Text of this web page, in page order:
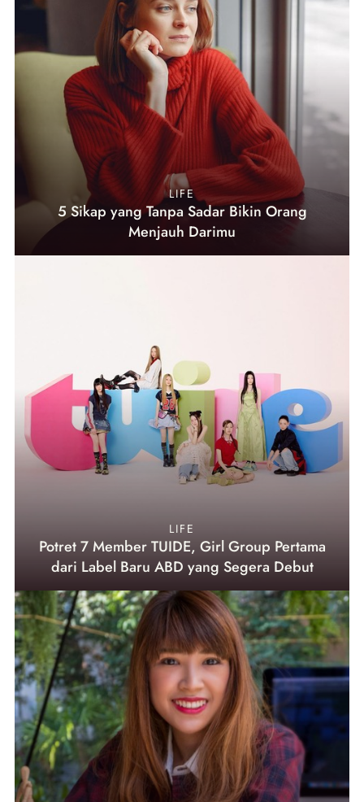
LIFE
5 Sikap yang Tanpa Sadar Bikin Orang
Menjauh Darimu
LIFE
Potret 7 Member TUIDE, Girl Group Pertama
dari Label Baru ABD yang Segera Debut